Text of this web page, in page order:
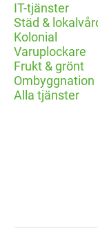
IT-tjänster
Städ &
Kolonial
Varuplockare
Frukt & grönt
Alla tjänster